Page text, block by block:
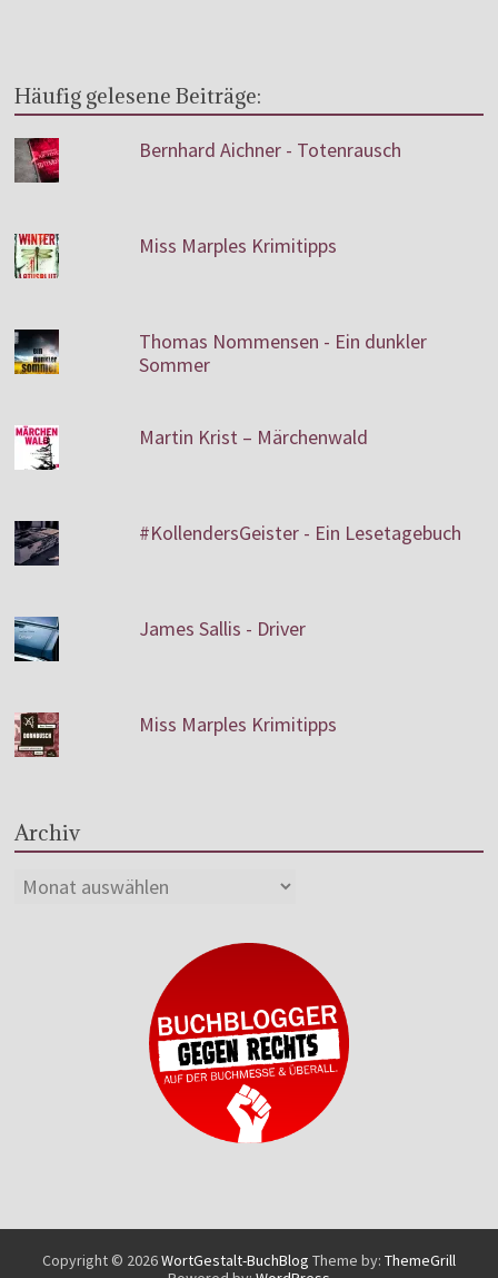
Häufig gelesene Beiträge:
Bernhard Aichner - Totenrausch
Miss Marples Krimitipps
Thomas Nommensen - Ein dunkler
Sommer
Martin Krist – Märchenwald
#KollendersGeister - Ein Lesetagebuch
James Sallis - Driver
Miss Marples Krimitipps
Archiv
Copyright © 2026WortGestalt-BuchBlog Theme by: ThemeGrill